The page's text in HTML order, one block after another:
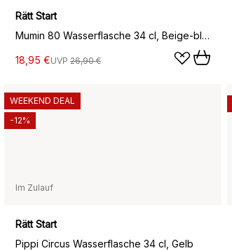
Rätt Start
Mumin 80 Wasserflasche 34 cl, Beige-blau
18,95 €UVP 26,90 €
Im Zulauf
Rätt Start
Pippi Circus Wasserflasche 34 cl, Gelb
WEEKEND DEAL
-12%